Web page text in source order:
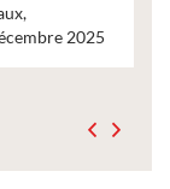
2025